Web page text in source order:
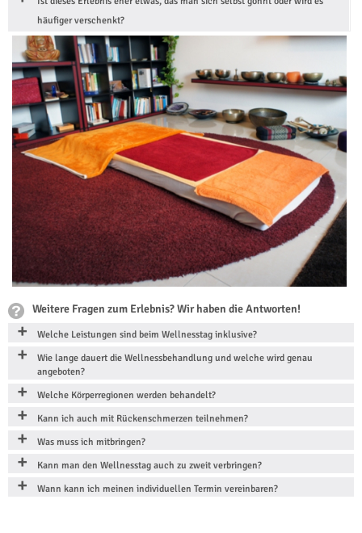
häufiger verschenkt?
Weitere Fragen zum Erlebnis? Wir haben die Antworten!
Welche Leistungen sind beim Wellnesstag inklusive?
Wie lange dauert die Wellnessbehandlung und welche wird genau
angeboten?
Welche Körperregionen werden behandelt?
Kann ich auch mit Rückenschmerzen teilnehmen?
Was muss ich mitbringen?
Kann man den Wellnesstag auch zu zweit verbringen?
Wann kann ich meinen individuellen Termin vereinbaren?